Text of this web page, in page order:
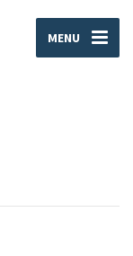
MENU